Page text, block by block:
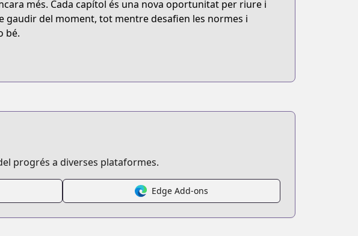
més. Cada capítol és una nova oportunitat per riure i
del moment, tot mentre desafien les normes i
bé.
progrés a diverses plataformes.
Edge Add-ons